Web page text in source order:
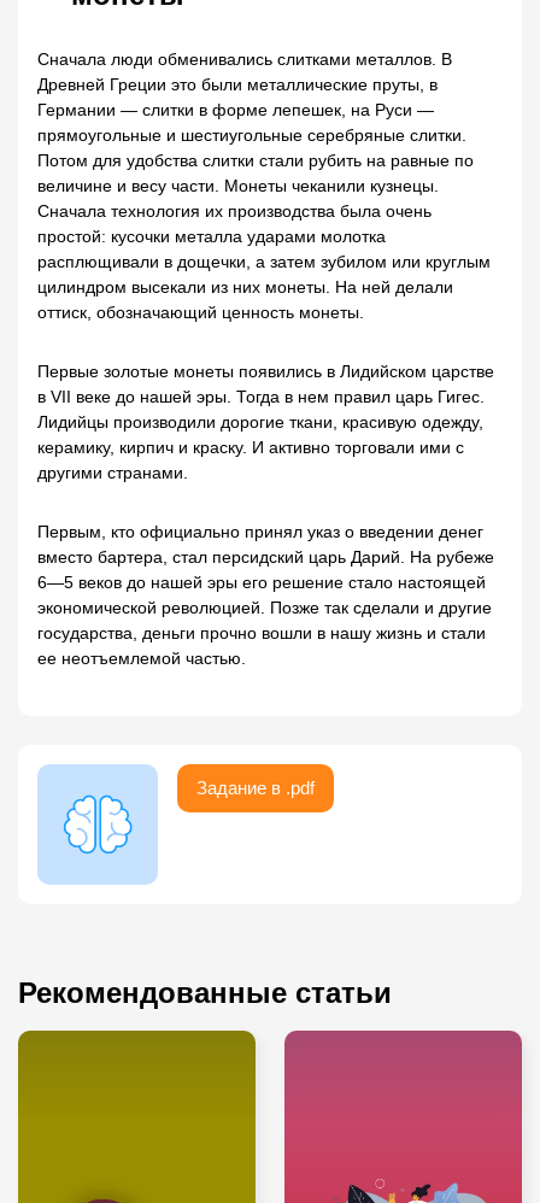
Сначала люди обменивались слитками металлов. В
Древней Греции это были металлические пруты, в
Германии — слитки в форме лепешек, на Руси —
прямоугольные и шестиугольные серебряные слитки.
Потом для удобства слитки стали рубить на равные по
величине и весу части. Монеты чеканили кузнецы.
Сначала технология их производства была очень
простой: кусочки металла ударами молотка
расплющивали в дощечки, а затем зубилом или круглым
цилиндром высекали из них монеты. На ней делали
оттиск, обозначающий ценность монеты.
Первые золотые монеты появились в Лидийском царстве
в VII веке до нашей эры. Тогда в нем правил царь Гигес.
Лидийцы производили дорогие ткани, красивую одежду,
керамику, кирпич и краску. И активно торговали ими с
другими странами.
Первым, кто официально принял указ о введении денег
вместо бартера, стал персидский царь Дарий. На рубеже
6—5 веков до нашей эры его решение стало настоящей
экономической революцией. Позже так сделали и другие
государства, деньги прочно вошли в нашу жизнь и стали
ее неотъемлемой частью.
Задание в .pdf
Рекомендованные статьи